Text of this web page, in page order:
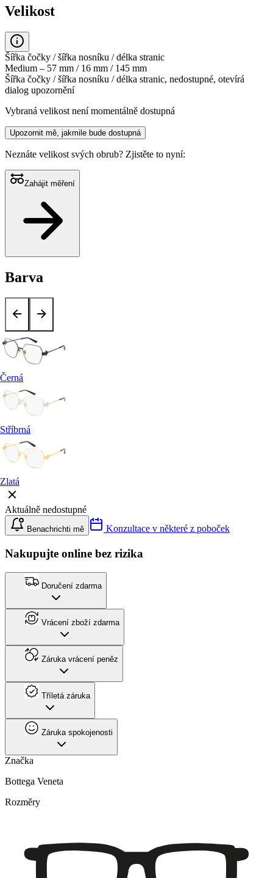
Velikost
Šířka čočky / šířka nosníku / délka stranic
Medium – 57 mm / 16 mm / 145 mm
Šířka čočky / šířka nosníku / délka stranic, nedostupné, otevírá
dialog upozornění
Vybraná velikost není momentálně dostupná
Upozornit mě, jakmile bude dostupná
Neznáte velikost svých obrub? Zjistěte to nyní:
Zahájit měření
Barva
Černá
Stříbrná
Zlatá
Aktuálně nedostupné
Benachrichti mě Konzultace v některé z poboček
Nakupujte online bez rizika
Doručení zdarma
Vrácení zboží zdarma
Záruka vrácení peněz
Tříletá záruka
Záruka spokojenosti
Značka
Bottega Veneta
Rozměry